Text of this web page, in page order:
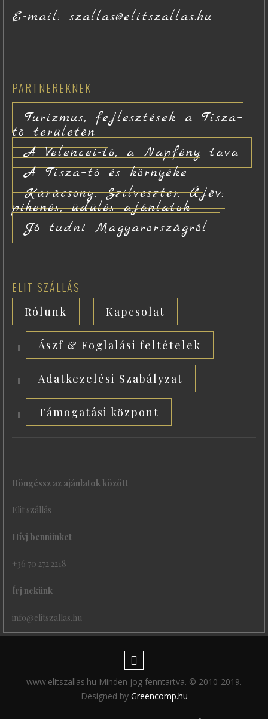
E-mail: szallas@elitszallas.hu
PARTNEREKNEK
Turizmus, fejlesztések a Tisza–
tó területén
A Velencei-tó, a Napfény tava
A Tisza–tó és környéke
Karácsony, Szilveszter, Újév:
pihenés, üdülés ajánlatok
Jó tudni Magyarországról
ELIT SZÁLLÁS
Rólunk Kapcsolat
Ászf & Foglalási feltételek
Adatkezelési Szabályzat
Támogatási központ
Böngéssz az ajánlatok között
Elit szállás
Hívj bennünket
+36 70 272 2218
Írj nekünk
info@elitszallas.hu
www.elitszallas.hu Minden jog fenntartva. © 2010-2019.
Designed by Greencomp.hu